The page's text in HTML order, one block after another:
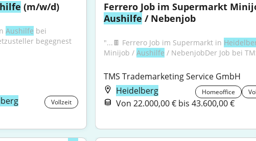
(m/w/d)
Aushilfe bei
begegnest
Vollzeit
Aushilfe / Nebenjob
"...🍫 Ferrero Job im Supermarkt in
Minijob / Aushilfe / NebenjobDer Job bei
TMS Trademarketing Service GmbH
Heidelberg
Homeoffice
Von 22.000,00 € bis 43.600,00 €